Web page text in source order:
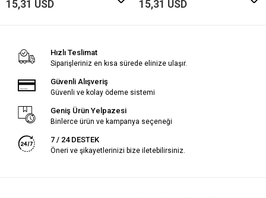
15,31 USD 15,31 USD
Hızlı Teslimat
Siparişleriniz en kısa sürede elinize ulaşır.
Güvenli Alışveriş
Güvenli ve kolay ödeme sistemi
Geniş Ürün Yelpazesi
Binlerce ürün ve kampanya seçeneği
7 / 24 DESTEK
Öneri ve şikayetlerinizi bize iletebilirsiniz.